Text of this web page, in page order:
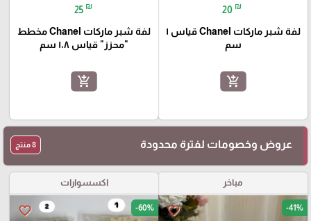
20 ₪
لفة شبر ماركات Chanel قياس ١
سم
add_shopping_cart
25 ₪
لفة شبر ماركات Chanel مخطط
"محزز" قياس ١،٨ سم
add_shopping_cart
عروض وخصومات لفترة محدودة 8 منتج
مباخر
favorite_border -41%
اكسسوارات
favorite_border -60%